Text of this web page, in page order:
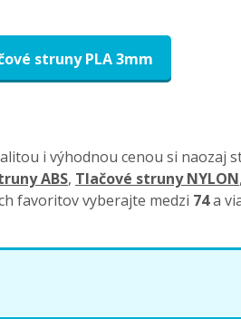
struny PLA 3mm
i výhodnou cenou si naozaj
ABS, Tlačové struny NYLON,
favoritov vyberajte medzi 74a